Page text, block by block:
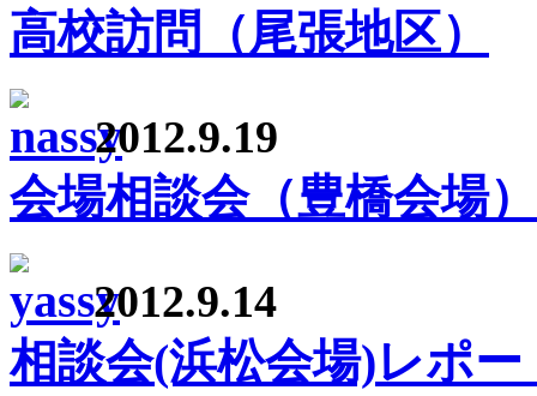
高校訪問（尾張地区）
2012.9.19
会場相談会（豊橋会場）
2012.9.14
相談会(浜松会場)レポー